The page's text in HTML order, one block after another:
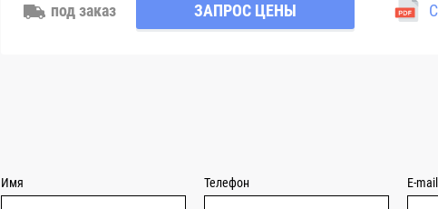
под заказ ЗАПРОС ЦЕНЫ
Имя Телефон E-mail